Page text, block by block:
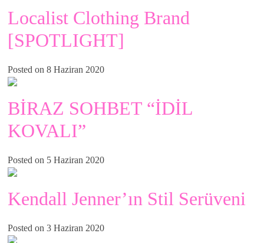
Localist Clothing Brand
[SPOTLIGHT]
Posted on 8 Haziran 2020
BİRAZ SOHBET “İDİL
KOVALI”
Posted on 5 Haziran 2020
Kendall Jenner’ın Stil Serüveni
Posted on 3 Haziran 2020